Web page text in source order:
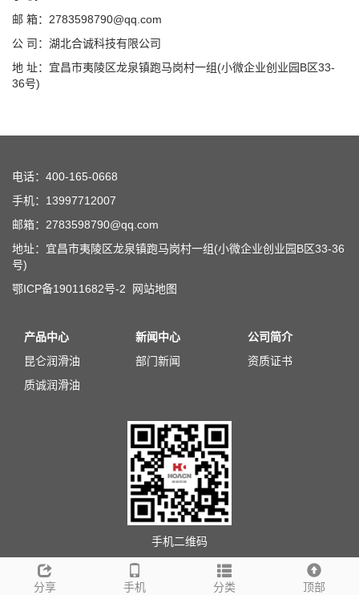
邮 箱：2783598790@qq.com
公 司：湖北合诚科技有限公司
地 址：宜昌市夷陵区龙泉镇跑马岗村一组(小微企业创业园B区33-
36号)
分享 手机 分类 顶部
电话：400-165-0668
手机：13997712007
邮箱：2783598790@qq.com
地址：宜昌市夷陵区龙泉镇跑马岗村一组(小微企业创业园B区33-36
号)
鄂ICP备19011682号-2
网站地图
产品中心
昆仑润滑油
质诚润滑油
新闻中心
部门新闻
公司简介
资质证书
手机二维码